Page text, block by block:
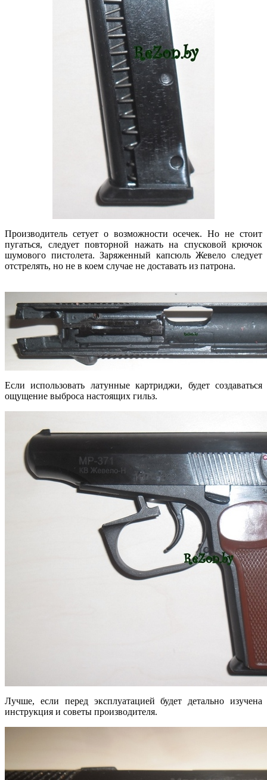
Производитель сетует о возможности осечек. Но не стоит
пугаться, следует повторной нажать на спусковой крючок
шумового пистолета. Заряженный капсюль Жевело следует
отстрелять, но не в коем случае не доставать из патрона.
Если использовать латунные картриджи, будет создаваться
ощущение выброса настоящих гильз.
Лучше, если перед эксплуатацией будет детально изучена
инструкция и советы производителя.